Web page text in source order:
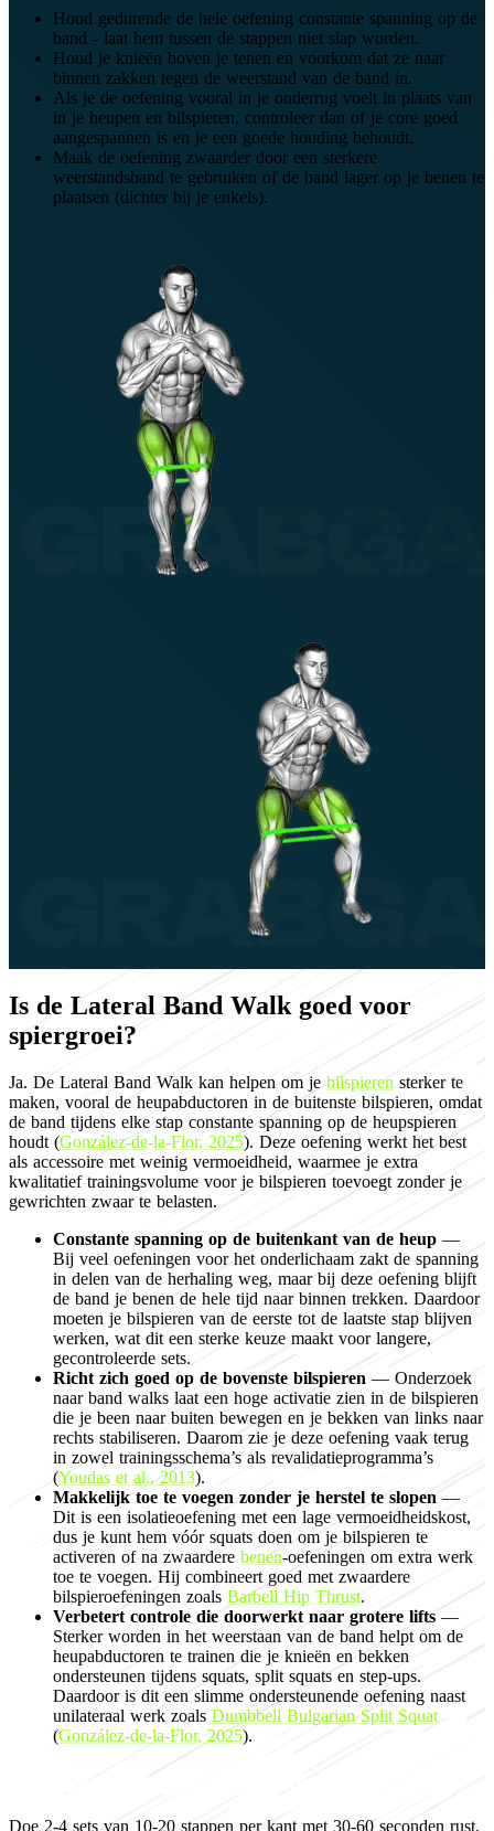
Houd gedurende de hele oefening constante spanning op de
band - laat hem tussen de stappen niet slap worden.
Houd je knieën boven je tenen en voorkom dat ze naar
binnen zakken tegen de weerstand van de band in.
Als je de oefening vooral in je onderrug voelt in plaats van
in je heupen en bilspieren, controleer dan of je core goed
aangespannen is en je een goede houding behoudt.
Maak de oefening zwaarder door een sterkere
weerstandsband te gebruiken of de band lager op je benen te
plaatsen (dichter bij je enkels).
Is de Lateral Band Walk goed voor
spiergroei?
Ja. De Lateral Band Walk kan helpen om jebilspieren sterker te
maken, vooral de heupabductoren in de buitenste bilspieren, omdat
de band tijdens elke stap constante spanning op de heupspieren
houdt (González-de-la-Flor, 2025). Deze oefening werkt het best
als accessoire met weinig vermoeidheid, waarmee je extra
kwalitatief trainingsvolume voor je bilspieren toevoegt zonder je
gewrichten zwaar te belasten.
Constante spanning op de buitenkant van de heup —
Bij veel oefeningen voor het onderlichaam zakt de spanning
in delen van de herhaling weg, maar bij deze oefening blijft
de band je benen de hele tijd naar binnen trekken. Daardoor
moeten je bilspieren van de eerste tot de laatste stap blijven
werken, wat dit een sterke keuze maakt voor langere,
gecontroleerde sets.
Richt zich goed op de bovenste bilspieren — Onderzoek
naar band walks laat een hoge activatie zien in de bilspieren
die je been naar buiten bewegen en je bekken van links naar
rechts stabiliseren. Daarom zie je deze oefening vaak terug
in zowel trainingsschema’s als revalidatieprogramma’s
(Youdas et al., 2013).
Makkelijk toe te voegen zonder je herstel te slopen —
Dit is een isolatieoefening met een lage vermoeidheidskost,
dus je kunt hem vóór squats doen om je bilspieren te
activeren of na zwaardere benen-oefeningen om extra werk
toe te voegen. Hij combineert goed met zwaardere
bilspieroefeningen zoals Barbell Hip Thrust.
Verbetert controle die doorwerkt naar grotere lifts —
Sterker worden in het weerstaan van de band helpt om de
heupabductoren te trainen die je knieën en bekken
ondersteunen tijdens squats, split squats en step-ups.
Daardoor is dit een slimme ondersteunende oefening naast
unilateraal werk zoals Dumbbell Bulgarian Split Squat
(González-de-la-Flor, 2025).
Doe 2-4 sets van 10-20 stappen per kant met 30-60 seconden rust.